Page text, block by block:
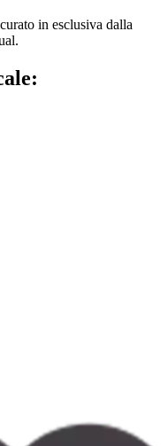
in esclusiva dalla